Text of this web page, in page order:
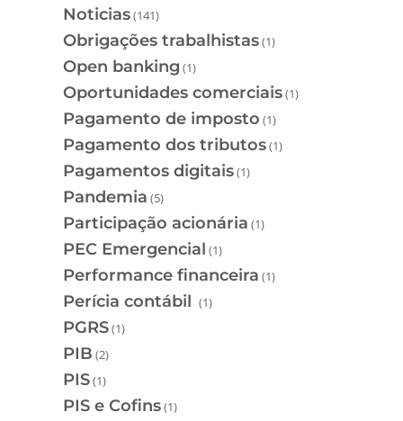
Noticias(141)
Obrigações trabalhistas(1)
Open banking (1)
Oportunidades comerciais(1)
Pagamento de imposto (1)
Pagamento dos tributos(1)
Pagamentos digitais(1)
Pandemia (5)
Participação acionária (1)
PEC Emergencial (1)
Performance financeira (1)
Perícia contábil (1)
PGRS(1)
PIB (2)
PIS(1)
PIS e Cofins(1)